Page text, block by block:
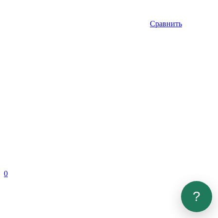
Сравнить
0
?